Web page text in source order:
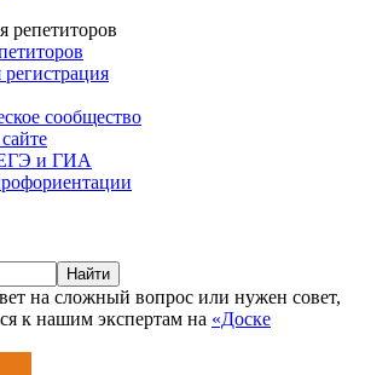
репетиторов
регистрация
сообщество
и ГИА
Найти
на сложный вопрос или нужен совет,
к нашим экспертам на «Доске